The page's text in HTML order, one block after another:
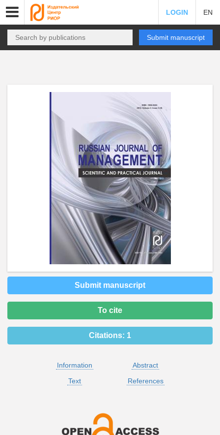
LOGIN EN
Submit manuscript
Submit manuscript
To cite
Citations: 1
Information
Abstract
Text
References